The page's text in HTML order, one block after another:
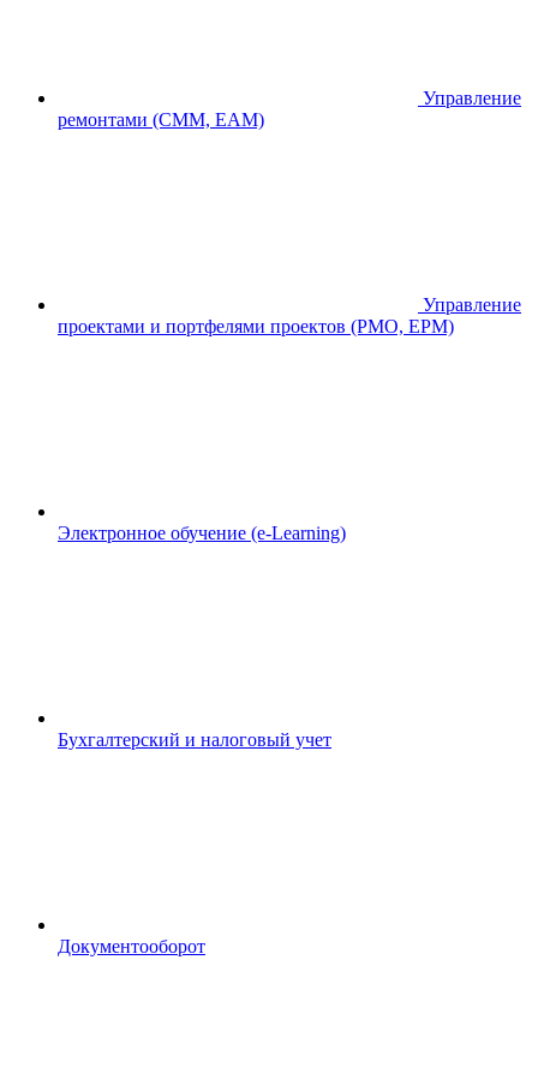
Управление
ремонтами (CMM, EAM)
Управление
проектами и портфелями проектов (PMO, EPM)
Электронное обучение (e-Learning)
Бухгалтерский и налоговый учет
Документооборот